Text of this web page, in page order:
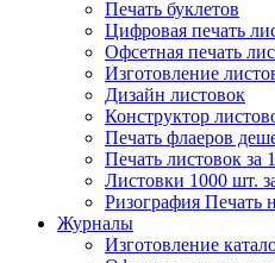
Печать буклетов
Цифровая печать
Офсетная печать
Изготовление
Дизайн листовок
Конструктор
Печать флаеров
Печать листовок за
Листовки 1000 шт.
Ризография Печать
Журналы
Изготовление